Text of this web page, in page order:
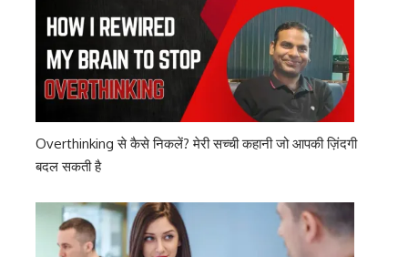
Overthinking से कैसे निकलें? मेरी सच्ची कहानी जो आपकी ज़िंदगी
बदल सकती है